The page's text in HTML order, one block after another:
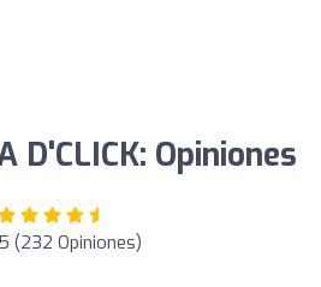
D'CLICK: Opiniones
(232 Opiniones)